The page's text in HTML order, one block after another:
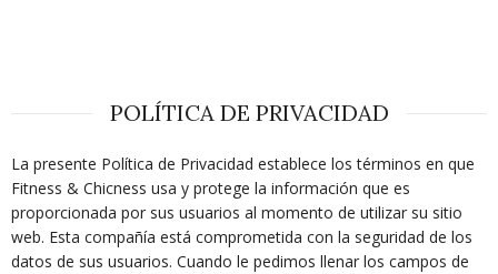
POLÍTICA DE PRIVACIDAD
La presente Política de Privacidad establece los términos en que
Fitness & Chicness usa y protege la información que es
proporcionada por sus usuarios al momento de utilizar su sitio
web. Esta compañía está comprometida con la seguridad de los
datos de sus usuarios. Cuando le pedimos llenar los campos de